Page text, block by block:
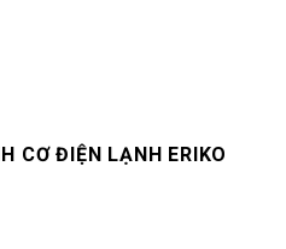
CƠ ĐIỆN LẠNH ERIKO